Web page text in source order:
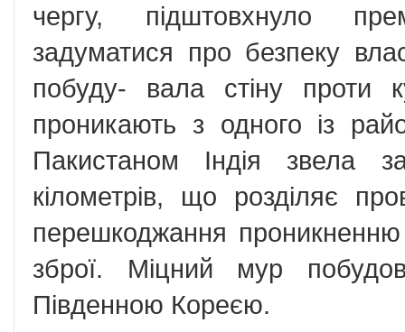
чергу, підштовхнуло
задуматися про безпеку
побуду- вала стіну проти
проникають з одного із
Пакистаном Індія звела
кілометрів, що розділяє
перешкоджання проникненню
зброї. Міцний мур
Південною Кореєю.